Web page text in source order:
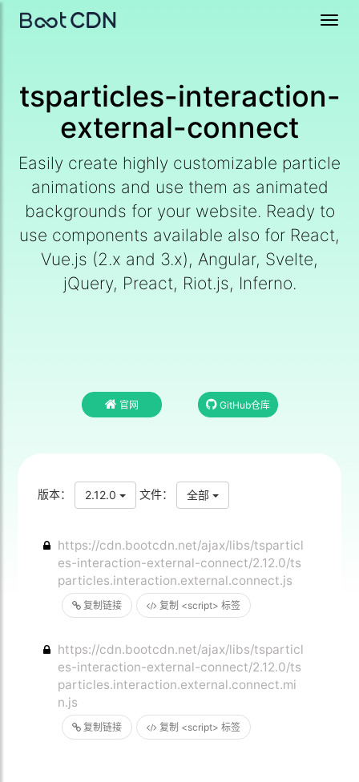
tsparticles-interaction-
external-connect
Easily create highly customizable particle
animations and use them as animated
backgrounds for your website. Ready to
use components available also for React,
Vue.js (2.x and 3.x), Angular, Svelte,
jQuery, Preact, Riot.js, Inferno.
官网 GitHub仓库
版本： 2.12.0 文件： 全部
复制链接 复制 <script> 标签
https://cdn.bootcdn.net/ajax/libs/tsparticl
es-interaction-external-connect/2.12.0/ts
particles.interaction.external.connect.js
复制链接 复制 <script> 标签
https://cdn.bootcdn.net/ajax/libs/tsparticl
es-interaction-external-connect/2.12.0/ts
particles.interaction.external.connect.mi
n.js